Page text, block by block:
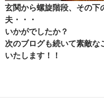
玄関から螺旋階段、その下
夫・・・
いかがでしたか？
次のブログも続いて素敵な
いたします！！